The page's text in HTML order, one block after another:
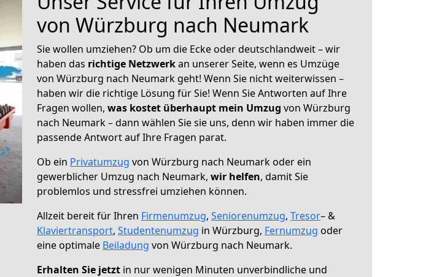
von Würzburg nach Neumark
Sie wollen umziehen? Ob um die Ecke oder deutschlandweit – wir
haben das richtige Netzwerkan unserer Seite, wenn es Umzüge
von Würzburg nach Neumark geht! Wenn Sie nicht weiterwissen –
haben wir die richtige Lösung für Sie! Wenn Sie Antworten auf Ihre
Fragen wollen, was kostet überhaupt mein Umzug von Würzburg
nach Neumark – dann wählen Sie sie uns, denn wir haben immer die
passende Antwort auf Ihre Fragen parat.
Ob ein Privatumzug von Würzburg nach Neumark oder ein
gewerblicher Umzug nach Neumark, wir helfen, damit Sie
problemlos und stressfrei umziehen können.
Allzeit bereit für Ihren Firmenumzug, Seniorenumzug, Tresor– &
Klaviertransport, Studentenumzug in Würzburg, Fernumzug oder
eine optimale Beiladung von Würzburg nach Neumark.
Erhalten Sie jetzt in nur wenigen Minuten unverbindliche und